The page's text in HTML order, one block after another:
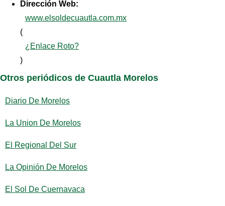
Dirección Web:
www.elsoldecuautla.com.mx
(
¿Enlace Roto?
)
Otros periódicos de Cuautla Morelos
Diario De Morelos
La Union De Morelos
El Regional Del Sur
La Opinión De Morelos
El Sol De Cuernavaca